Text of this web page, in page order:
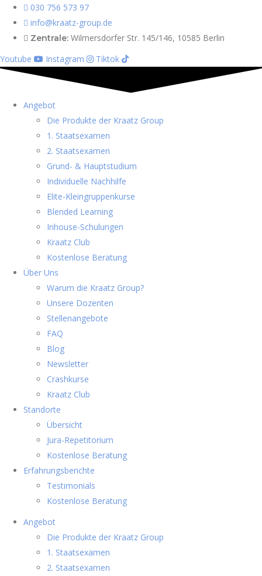
030 756 573 97
info@kraatz-group.de
Zentrale: Wilmersdorfer Str. 145/146, 10585 Berlin
Youtube
Instagram Tiktok
Angebot
Die Produkte der Kraatz Group
1. Staatsexamen
2. Staatsexamen
Grund- & Hauptstudium
Individuelle Nachhilfe
Elite-Kleingruppenkurse
Blended Learning
Inhouse-Schulungen
Kraatz Club
Kostenlose Beratung
Über Uns
Warum die Kraatz Group?
Unsere Dozenten
Stellenangebote
FAQ
Blog
Newsletter
Crashkurse
Kraatz Club
Standorte
Übersicht
Jura-Repetitorium
Kostenlose Beratung
Erfahrungsberichte
Testimonials
Kostenlose Beratung
Angebot
Die Produkte der Kraatz Group
1. Staatsexamen
2. Staatsexamen